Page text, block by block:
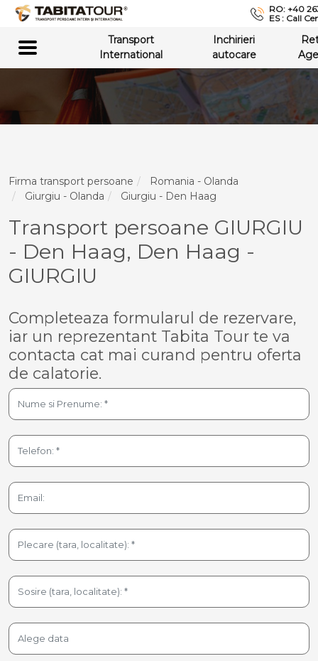
RO: +40
ES : Call
Transport
International
Inchirieri
autocare
Firma transport persoane
Romania - Olanda
Giurgiu - Olanda
Giurgiu - Den Haag
Transport persoane GIURGIU
- Den Haag, Den Haag -
GIURGIU
Completeaza formularul de rezervare,
iar un reprezentant Tabita Tour te va
contacta cat mai curand pentru oferta
de calatorie.